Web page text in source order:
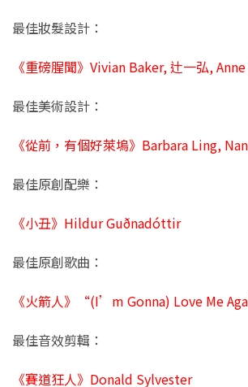
最佳妝髮設計：
《重磅腥聞》Vivian Baker, 辻一弘,
最佳美術設計：
《從前，有個好萊塢》Barbara Ling,
最佳原創配樂：
《小丑》Hildur Guðnadóttir
最佳原創歌曲：
《火箭人》“(I’m Gonna) Love Me
最佳音效剪輯：
《賽道狂人》Donald Sylvester